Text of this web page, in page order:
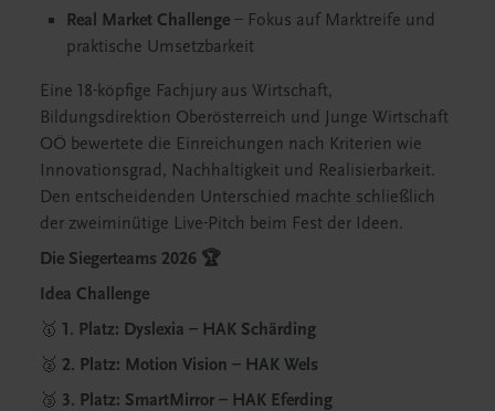
Real Market Challenge – Fokus auf Marktreife und
praktische Umsetzbarkeit
Eine 18-köpfige Fachjury aus Wirtschaft,
Bildungsdirektion Oberösterreich und Junge Wirtschaft
OÖ bewertete die Einreichungen nach Kriterien wie
Innovationsgrad, Nachhaltigkeit und Realisierbarkeit.
Den entscheidenden Unterschied machte schließlich
der zweiminütige Live-Pitch beim Fest der Ideen.
Die Siegerteams 2026 🏆
Idea Challenge
🥇 1. Platz: Dyslexia – HAK Schärding
🥈 2. Platz: Motion Vision – HAK Wels
🥉 3. Platz: SmartMirror – HAK Eferding